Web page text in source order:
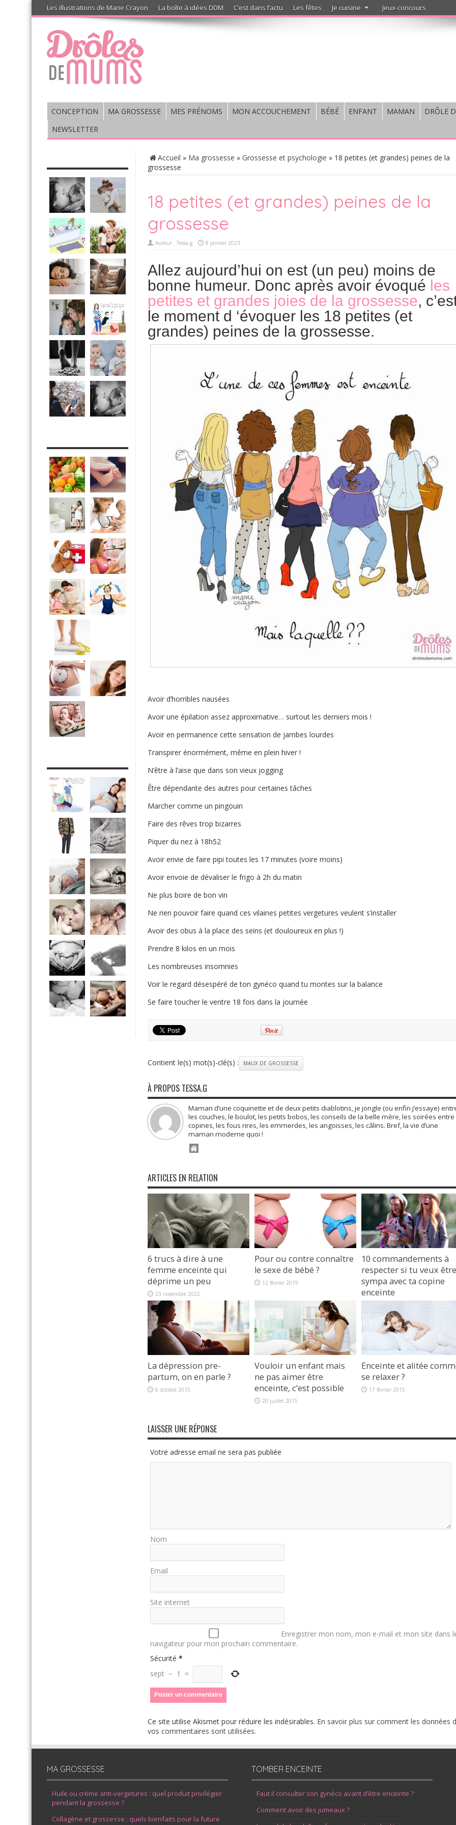
Les illustrations de Marie Crayon La boîte à idées DDM C’est dans l’actu Les fêtes Je cuisine Jeux-concours
CONCEPTION MA GROSSESSE MES PRÉNOMS MON ACCOUCHEMENT BÉBÉ ENFANT MAMAN
DRÔLE
NEWSLETTER
Accueil » Ma grossesse » Grossesse et psychologie » 18 petites (et grandes) peines de la
grossesse
18 petites (et grandes) peines de la
grossesse
Auteur : Tessa.g 8 janvier 2023
Allez aujourd’hui on est (un peu) moins de
bonne humeur. Donc après avoir évoqué les
petites et grandes joies de la grossesse,
le moment d ‘évoquer les 18 petites (et
grandes) peines de la grossesse.
Avoir d’horribles nausées
Avoir une épilation assez approximative… surtout les derniers mois !
Avoir en permanence cette sensation de jambes lourdes
Transpirer énormément, même en plein hiver !
N’être à l’aise que dans son vieux jogging
Être dépendante des autres pour certaines tâches
Marcher comme un pingouin
Faire des rêves trop bizarres
Piquer du nez à 18h52
Avoir envie de faire pipi toutes les 17 minutes (voire moins)
Avoir envoie de dévaliser le frigo à 2h du matin
Ne plus boire de bon vin
Ne rien pouvoir faire quand ces vilaines petites vergetures veulent s’installer
Avoir des obus à la place des seins (et douloureux en plus !)
Prendre 8 kilos en un mois
Les nombreuses insomnies
Voir le regard désespéré de ton gynéco quand tu montes sur la balance
Se faire toucher le ventre 18 fois dans la journée
Contient le(s) mot(s)-clé(s) : MAUX DE GROSSESSE
À PROPOS TESSA.G
Maman d’une coquinette et de deux petits diablotins, je jongle (ou enfin j’essaye)
les couches, le boulot, les petits bobos, les conseils de la belle mère, les soirées entre
copines, les fous rires, les emmerdes, les angoisses, les câlins. Bref, la vie d’une
maman moderne quoi !
ARTICLES EN RELATION
6 trucs à dire à une
femme enceinte qui
déprime un peu
23 novembre 2022
Pour ou contre connaître
le sexe de bébé ?
12 février 2019
10 commandements à
respecter si tu veux être
sympa avec ta copine
enceinte
La dépression pre-
partum, on en parle ?
6 octobre 2015
Vouloir un enfant mais
ne pas aimer être
enceinte, c’est possible
20 juillet 2015
Enceinte et alitée
se relaxer ?
17 février 2015
LAISSER UNE RÉPONSE
Votre adresse email ne sera pas publiée
Nom
Email
Site internet
Enregistrer mon nom, mon e-mail et mon site dans
navigateur pour mon prochain commentaire.
Sécurité *
sept − 1 =
Ce site utilise Akismet pour réduire les indésirables. En savoir plus sur comment les données
vos commentaires sont utilisées.
MA GROSSESSE
Huile ou crème anti-vergetures : quel produit privilégier
pendant la grossesse ?
Collagène et grossesse : quels bienfaits pour la future
TOMBER ENCEINTE
Faut il consulter son gynéco avant d’être enceinte ?
Comment avoir des jumeaux ?